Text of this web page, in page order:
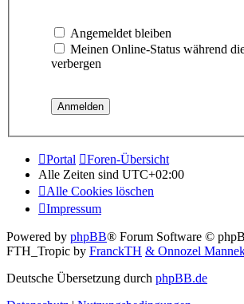
Angemeldet bleiben
Meinen Online-Status während
verbergen
Portal
Foren-Übersicht
Alle Zeiten sind UTC+02:00
Alle Cookies löschen
Impressum
Powered by phpBB® Forum Software ©
FTH_Tropic by FranckTH & Onnozel
Deutsche Übersetzung durch phpBB.de